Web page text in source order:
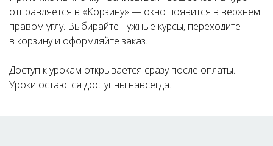
отправляется в «Корзину» — окно появится в верхнем
правом углу. Выбирайте нужные курсы, переходите
в корзину и оформляйте заказ.
Доступ к урокам открывается сразу после оплаты.
Уроки остаются доступны навсегда.